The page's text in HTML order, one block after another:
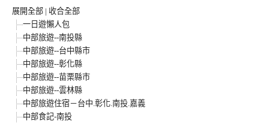
展開全部 | 收合全部
一日遊懶人包
中部旅遊--南投縣
中部旅遊--台中縣市
中部旅遊--彰化縣
中部旅遊--苗栗縣市
中部旅遊--雲林縣
中部旅遊住宿－台中.彰化.南投.嘉義
中部食記-南投